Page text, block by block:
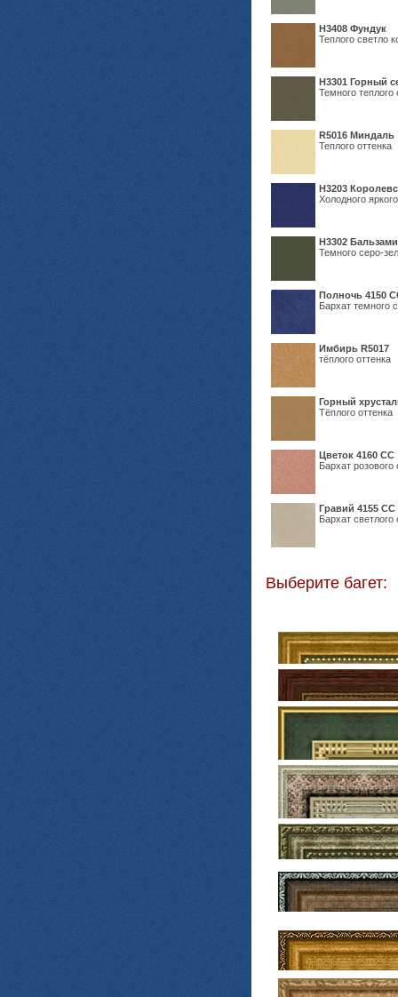
Н3408 Фундук
Теплого светло
Н3301 Горный
Темного теплого
R5016 Миндаль
Теплого оттенка
Н3203
Холодного
Н3302
Темного серо-
Полночь 4150
Бархат темного
Имбирь R5017
тёплого оттенка
Горный
Тёплого оттенка
Цветок 4160 СС
Бархат розового
Гравий 4155 СС
Бархат светлого
Выберите багет: